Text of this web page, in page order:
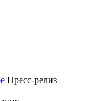
Пресс-релиз